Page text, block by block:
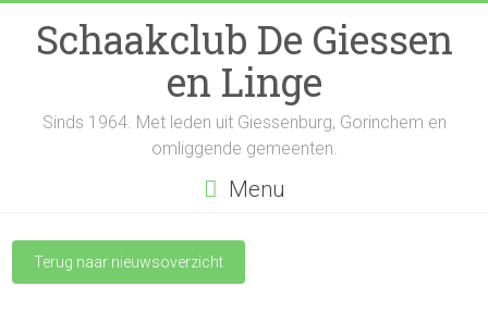
Schaakclub De Giessen
en Linge
Sinds 1964. Met leden uit Giessenburg, Gorinchem en
omliggende gemeenten.
Menu
Terug naar nieuwsoverzicht